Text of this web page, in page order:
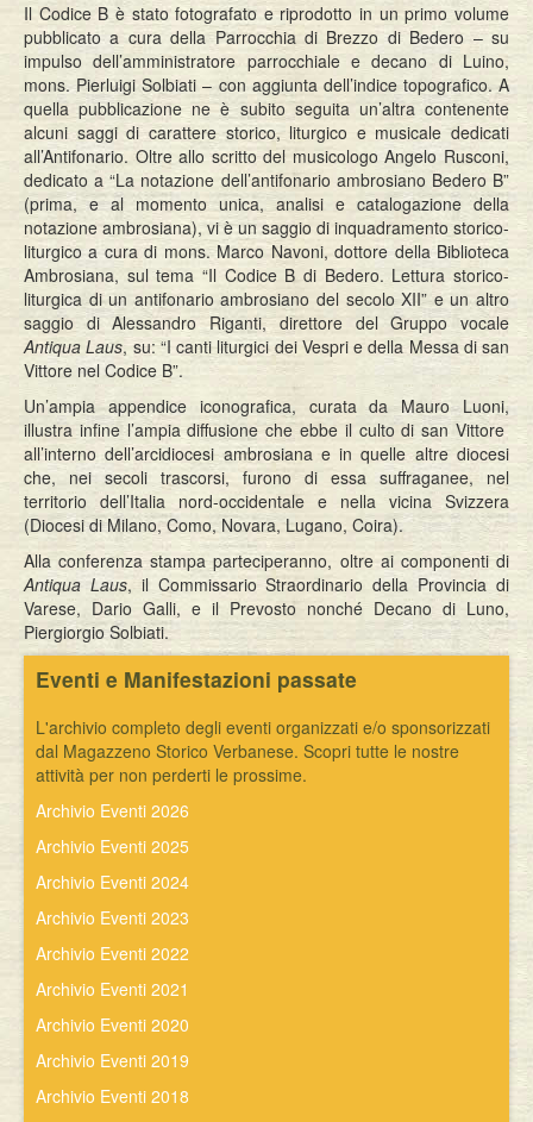
Il Codice B è stato fotografato e riprodotto in un primo volume
pubblicato a cura della Parrocchia di Brezzo di Bedero – su
impulso dell’amministratore parrocchiale e decano di Luino,
mons. Pierluigi Solbiati – con aggiunta dell’indice topografico. A
quella pubblicazione ne è subito seguita un’altra contenente
alcuni saggi di carattere storico, liturgico e musicale dedicati
all’Antifonario. Oltre allo scritto del musicologo Angelo Rusconi,
dedicato a “La notazione dell’antifonario ambrosiano Bedero B”
(prima, e al momento unica, analisi e catalogazione della
notazione ambrosiana), vi è un saggio di inquadramento storico-
liturgico a cura di mons. Marco Navoni, dottore della Biblioteca
Ambrosiana, sul tema “Il Codice B di Bedero. Lettura storico-
liturgica di un antifonario ambrosiano del secolo XII” e un altro
saggio di Alessandro Riganti, direttore del Gruppo vocale
Antiqua Laus, su: “I canti liturgici dei Vespri e della Messa di san
Vittore nel Codice B”.
Un’ampia appendice iconografica, curata da Mauro Luoni,
illustra infine l’ampia diffusione che ebbe il culto di san Vittore
all’interno dell’arcidiocesi ambrosiana e in quelle altre diocesi
che, nei secoli trascorsi, furono di essa suffraganee, nel
territorio dell’Italia nord-occidentale e nella vicina Svizzera
(Diocesi di Milano, Como, Novara, Lugano, Coira).
Alla conferenza stampa parteciperanno, oltre ai componenti di
Antiqua Laus, il Commissario Straordinario della Provincia di
Varese, Dario Galli, e il Prevosto nonché Decano di Luno,
Piergiorgio Solbiati.
Eventi e Manifestazioni passate
L'archivio completo degli eventi organizzati e/o sponsorizzati
dal Magazzeno Storico Verbanese. Scopri tutte le nostre
attività per non perderti le prossime.
Archivio Eventi 2026
Archivio Eventi 2025
Archivio Eventi 2024
Archivio Eventi 2023
Archivio Eventi 2022
Archivio Eventi 2021
Archivio Eventi 2020
Archivio Eventi 2019
Archivio Eventi 2018